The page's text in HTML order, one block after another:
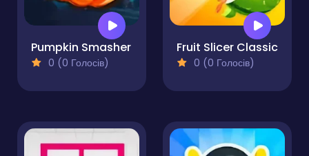
Pumpkin Smasher
0 (0 Голосів)
Fruit Slicer Classic
0 (0 Голосів)